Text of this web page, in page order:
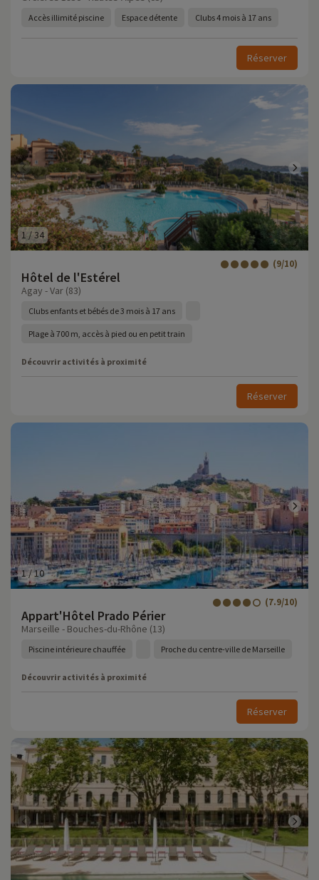
Accès illimité piscine Espace détente Clubs 4 mois à 17 ans
Réserver
1 /34
Hôtel de l'Estérel
(9/10)
Agay - Var (83)
Clubs enfants et bébés de 3 mois à 17 ans
Plage à 700 m, accès à pied ou en petit train
Découvrir activités à proximité
Réserver
1/10
Appart'Hôtel Prado Périer
(7.9/10)
Marseille - Bouches-du-Rhône (13)
Piscine intérieure chauffée Proche du centre-ville de Marseille
Découvrir activités à proximité
Réserver